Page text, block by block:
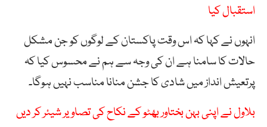
استقبال کیا
انہوں نے کہا کہ اس وقت پاکستان کے لوگوں کو جن مشکل
حالات کا سامنا ہے ان کی وجہ سے ہم نے محسوس کیا کہ
پرتعیش انداز میں شادی کا جشن منانا مناسب نہیں ہوگا۔
بلاول نے اپنی بہن بختاور بھٹو کے نکاح کی تصاویر شیئر کر دیں